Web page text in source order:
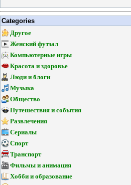
Categories
Другое
Женский футзал
Компьютерные игры
Красота и здоровье
Люди и блоги
Музыка
Общество
Путешествия и события
Развлечения
Сериалы
Спорт
Транспорт
Фильмы и анимация
Хобби и образование